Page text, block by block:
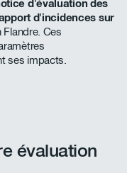
d'évaluation des
d'incidences sur
Flandre. Ces
ses impacts.
évaluation